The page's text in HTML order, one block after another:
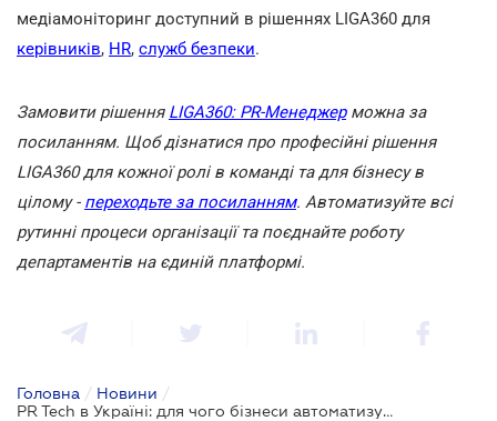
медіамоніторинг доступний в рішеннях LIGA360 для
керівників, HR, служб безпеки.
Замовити рішення LIGA360: PR-Менеджерможна за
посиланням. Щоб дізнатися про професійні рішення
LIGA360 для кожної ролі в команді та для бізнесу в
цілому - переходьте за посиланням. Автоматизуйте всі
рутинні процеси організації та поєднайте роботу
департаментів на єдиній платформі.
Головна / Новини /
PR Tech в Україні: для чого бізнеси автоматизують зв'язки з громадськістю